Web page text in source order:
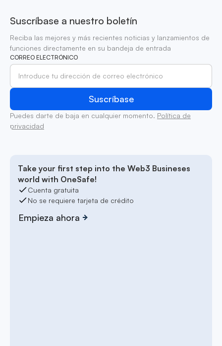
Suscríbase a nuestro boletín
Reciba las mejores y más recientes noticias y lanzamientos de
funciones directamente en su bandeja de entrada
CORREO ELECTRÓNICO
Puedes darte de baja en cualquier momento. Política de
privacidad
Take your first step into the Web3 Busineses
world with OneSafe!
Cuenta gratuita
No se requiere tarjeta de crédito
Empieza ahora